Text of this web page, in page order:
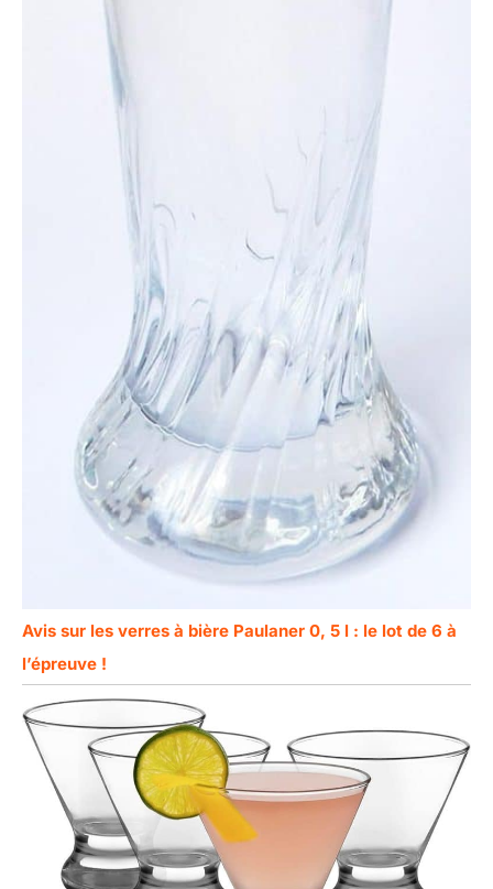
Avis sur les verres à bière Paulaner 0, 5 l : le lot de 6 à
l’épreuve !